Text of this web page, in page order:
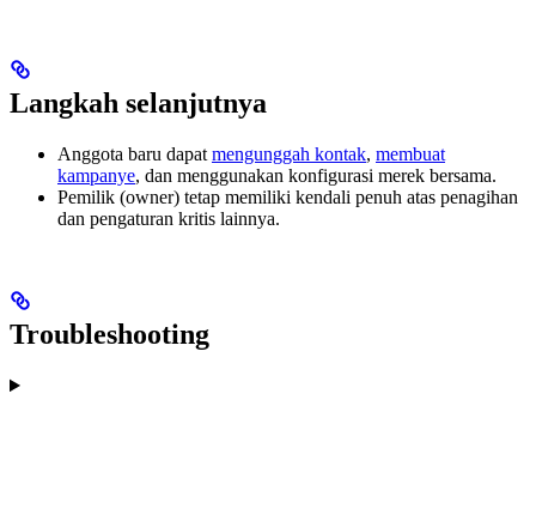
Langkah selanjutnya
Anggota baru dapat mengunggah kontak, membuat
kampanye, dan menggunakan konfigurasi merek bersama.
Pemilik (owner) tetap memiliki kendali penuh atas penagihan
dan pengaturan kritis lainnya.
Troubleshooting